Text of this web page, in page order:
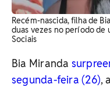
Recém-nascida, filha de
duas vezes no período de
Sociais
Bia Miranda
segunda-feira (26),